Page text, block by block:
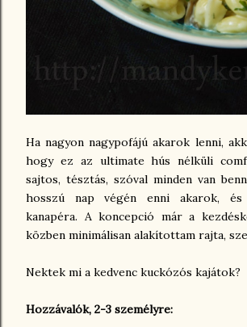
Ha nagyon nagypofájú akarok lenni,
hogy ez az ultimate hús nélküli
sajtos, tésztás, szóval minden van
hosszú nap végén enni akarok, és
kanapéra. A koncepció már a
közben minimálisan alakítottam rajta,
Nektek mi a kedvenc kuckózós kajátok?
Hozzávalók, 2-3 személyre: